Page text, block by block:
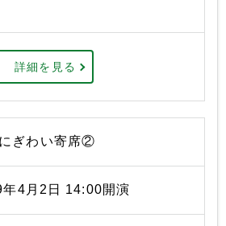
詳細を見る
ぎわい寄席②
年4月2日 14:00開演